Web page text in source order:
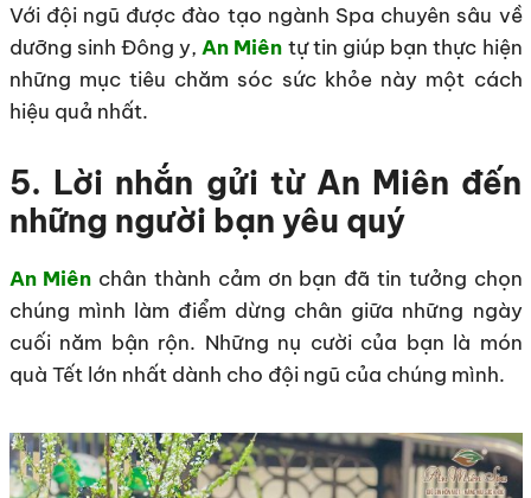
Với đội ngũ được đào tạo ngành Spa chuyên sâu về
dưỡng sinh Đông y,An Miên tự tin giúp bạn thực hiện
những mục tiêu chăm sóc sức khỏe này một cách
hiệu quả nhất.
5. Lời nhắn gửi từ An Miên đến
những người bạn yêu quý
An Miên chân thành cảm ơn bạn đã tin tưởng chọn
chúng mình làm điểm dừng chân giữa những ngày
cuối năm bận rộn. Những nụ cười của bạn là món
quà Tết lớn nhất dành cho đội ngũ của chúng mình.